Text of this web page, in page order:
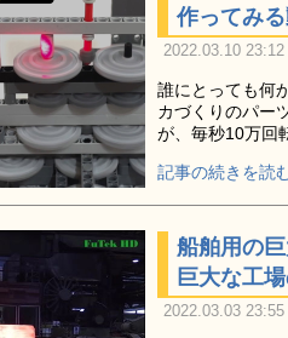
作ってみ
2022.03.10
誰にとっても何
カづくりのパー
が、毎秒10万回
記事の続きを読
船舶用の
巨大な工
2022.03.03